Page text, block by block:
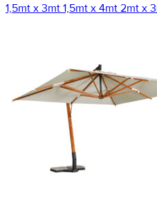
1,5mt x 3mt 1,5mt x 4mt 2mt x